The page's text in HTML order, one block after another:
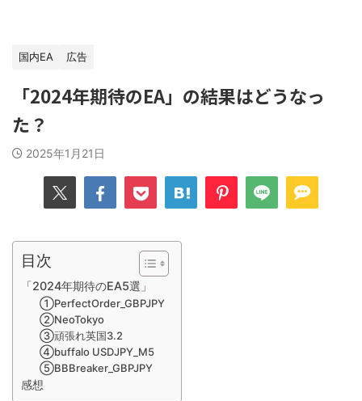
国内EA 広告
「2024年期待のEA」の結果はどうなっ
た？
2025年1月21日
目次
「2024年期待のEA5選」
①PerfectOrder_GBPJPY
②NeoTokyo
③頑張れ英国3.2
④buffalo USDJPY_M5
⑤BBBreaker_GBPJPY
感想